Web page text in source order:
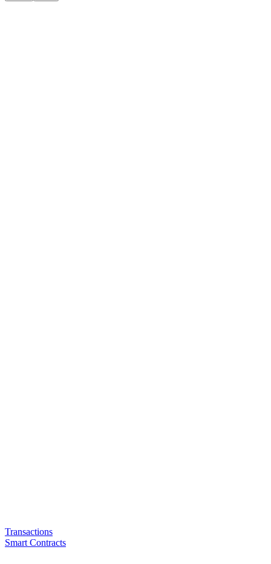
Transactions
Smart Contracts